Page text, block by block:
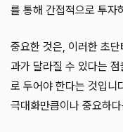
를 통해 간접적으로 투자
중요한 것은, 이러한 초
과가 달라질 수 있다는
로 두어야 한다는 것입
극대화만큼이나 중요하